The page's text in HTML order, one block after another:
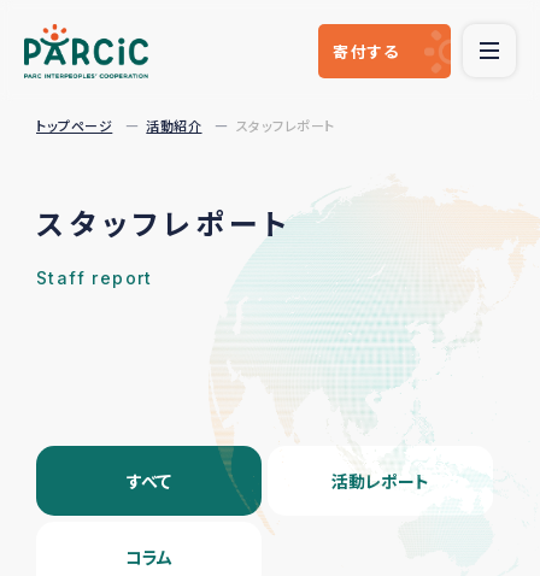
寄付する
トップページ 活動紹介 スタッフレポート
スタッフレポート
Staff report
すべて 活動レポート
コラム